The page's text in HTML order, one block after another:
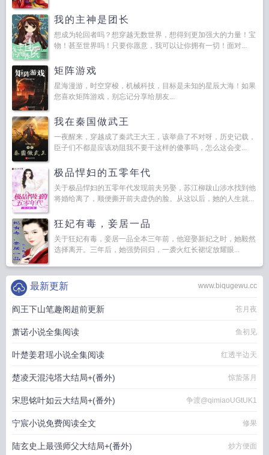
我的主神是团长
想成为轮回者吗？想穿越无数世界，想得到更加强大的力量！宝
物！甚至世界吗！只要你愿意，我可以让你拥有一切！面对...
矩阵游戏
星海漫游，时空穿梭，机械科技，目标是未知的星辰大海！如果
您喜欢矩阵游戏，别忘记分享给朋友...
我在秦国做武王
一夜醒来，穿越成了秦武王大王，该举鼎了不对呀，历史记载，
臣子们不都是应该劝阻我不要干这样的傻事吗，怎么这会变...
极品悍妇的五零年代
关于极品悍妇的五零年代发现前夫另娶，苏江柳跋山涉水找到他
将婚给离了，顺便撕开前夫虚伪的脸。从这以后，她的人生就...
狂妃有毒，妾居一品
关于狂妃有毒，妾居一品全本三年前，他迎娶新妃之时，她毅然
选择离开。三年后，她强势回归，一袭火红长裙绽放耀眼...
www.biqugewu.cc
最新更新
阎王下山笔趣阁超前更新 苍月夜
萧诺小说全集阅读 鱼初见
叶楚姜君瑶小说全集阅读 红透半边天
楚凌天混沌塔大结局+(番外) 惊蛰落月
宋思铭叶如云大结局+(番外) 争渡@qimiaoUGtUK1
宁宸小说免费阅读全文 修果
陆玄史上最强师父大结局+(番外) 炒方便面